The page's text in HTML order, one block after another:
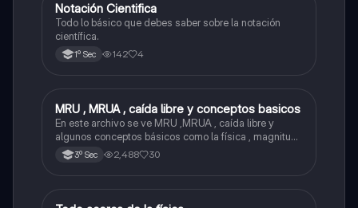
Matemáticas
Notación Cientifica
Todo lo básico que debes saber sobre la notación
científica.
1º Sec 142 4
Física
MRU , MRUA , caída libre y conceptos basicos
En este archivo se ve MRU ,MRUA , caída libre y
algunos conceptos básicos como la física , magnitud ,
fenómenos físico , etc...
3º Sec 2,488 30